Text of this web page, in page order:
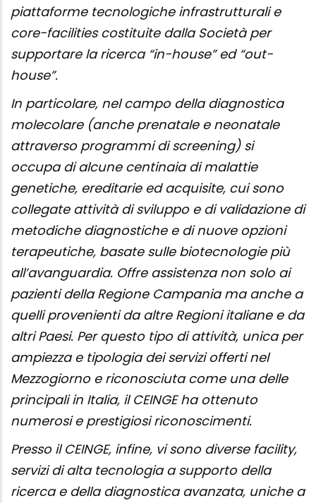
piattaforme tecnologiche infrastrutturali e
core-facilities costituite dalla Società per
supportare la ricerca “in-house” ed “out-
house”.
In particolare, nel campo della diagnostica
molecolare (anche prenatale e neonatale
attraverso programmi di screening) si
occupa di alcune centinaia di malattie
genetiche, ereditarie ed acquisite, cui sono
collegate attività di sviluppo e di validazione di
metodiche diagnostiche e di nuove opzioni
terapeutiche, basate sulle biotecnologie più
all’avanguardia. Offre assistenza non solo ai
pazienti della Regione Campania ma anche a
quelli provenienti da altre Regioni italiane e da
altri Paesi. Per questo tipo di attività, unica per
ampiezza e tipologia dei servizi offerti nel
Mezzogiorno e riconosciuta come una delle
principali in Italia, il CEINGE ha ottenuto
numerosi e prestigiosi riconoscimenti.
Presso il CEINGE, infine, vi sono diverse facility,
servizi di alta tecnologia a supporto della
ricerca e della diagnostica avanzata, uniche a